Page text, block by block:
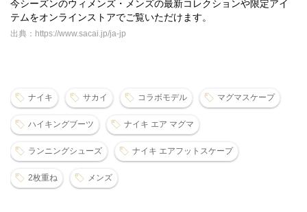
今シーズンのウィメンズ・メンズの最新コレクションや限定アイ
テムをオンラインストアでご覧いただけます。
出典：https://www.sacai.jp/ja-jp
ナイキ サカイ コラボモデル マグマスケープ
ハイキングブーツ ナイキ エア マグマ
ランニングシューズ ナイキ エアフットスケープ
2枚重ね メンズ